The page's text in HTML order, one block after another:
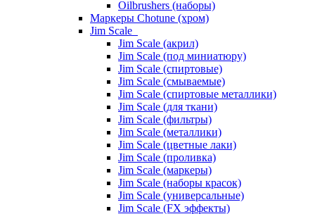
Oilbrushers (наборы)
Маркеры Chotune (хром)
Jim Scale
Jim Scale (акрил)
Jim Scale (под миниатюру)
Jim Scale (спиртовые)
Jim Scale (смываемые)
Jim Scale (спиртовые металлики)
Jim Scale (для ткани)
Jim Scale (фильтры)
Jim Scale (металлики)
Jim Scale (цветные лаки)
Jim Scale (проливка)
Jim Scale (маркеры)
Jim Scale (наборы красок)
Jim Scale (универсальные)
Jim Scale (FX эффекты)